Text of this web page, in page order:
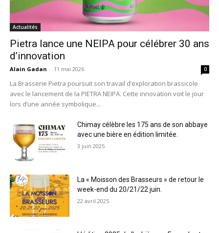
Actualités
Pietra lance une NEIPA pour célébrer 30 ans
d’innovation
Alain Gadan - 11 mai 2026 0
La Brasserie Pietra poursuit son travail d’exploration brassicole
avec le lancement de la PIETRA NEIPA. Cette innovation voit le jour
lors d’une année symbolique...
Chimay célèbre les 175 ans de son abbaye
avec une bière en édition limitée.
3 juin 2025
La « Moisson des Brasseurs » de retour le
week-end du 20/21/22 juin.
22 avril 2025